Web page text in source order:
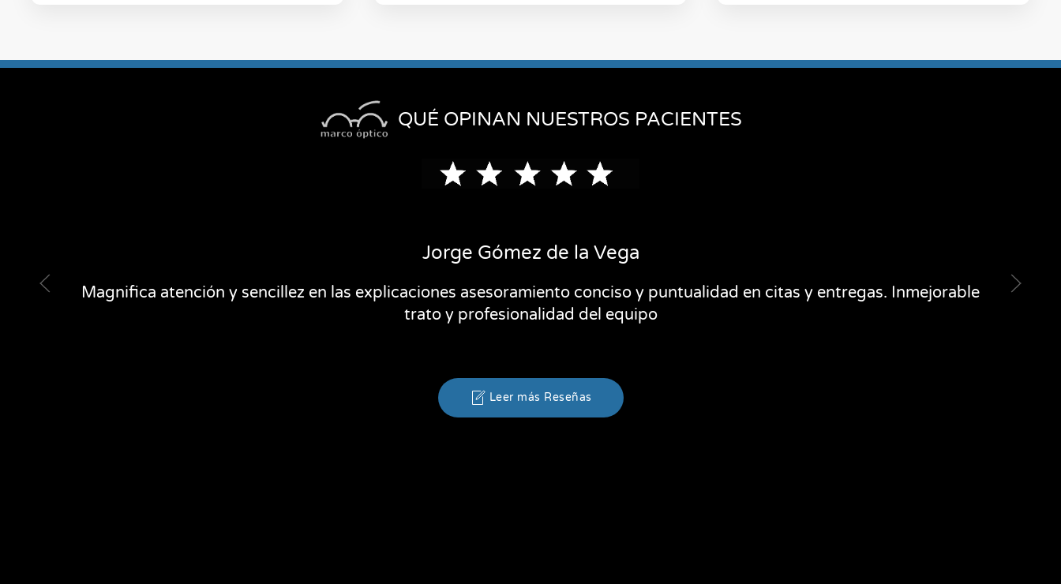
QUÉ OPINAN NUESTROS PACIENTES
Jorge Gómez de la Vega
Magnifica atención y sencillez en las explicaciones asesoramiento conciso y puntualidad en citas y entregas. Inmejorable
trato y profesionalidad del equipo
Leer más Reseñas